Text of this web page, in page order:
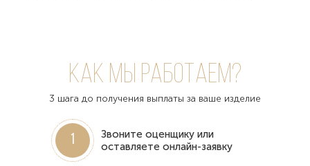
Как мы работаем?
3 шага до получения выплаты за ваше изделие
1
Звоните оценщику или
оставляете онлайн-заявку